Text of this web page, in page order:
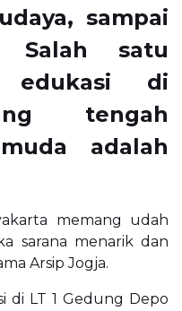
sampai
Salah satu
edukasi di
tengah
adalah
memang udah
sarana menarik dan
Arsip Jogja.
di LT 1 Gedung Depo